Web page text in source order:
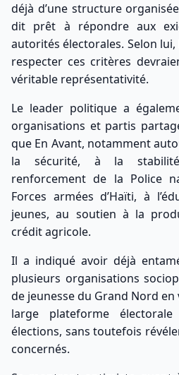
déjà d’une structure
dit prêt à répondre aux
autorités électorales. Selon
respecter ces critères
véritable représentativité.
Le leader politique a
organisations et partis
que En Avant, notamment
la sécurité, à la
renforcement de la Police
Forces armées d’Haïti, à
jeunes, au soutien à la
crédit agricole.
Il a indiqué avoir déjà
plusieurs organisations
de jeunesse du Grand Nord en
large plateforme
élections, sans toutefois
concernés.